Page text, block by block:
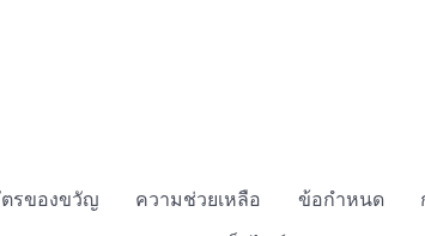
รของขวัญ ความช่วยเหลือ ข้อกำหนด